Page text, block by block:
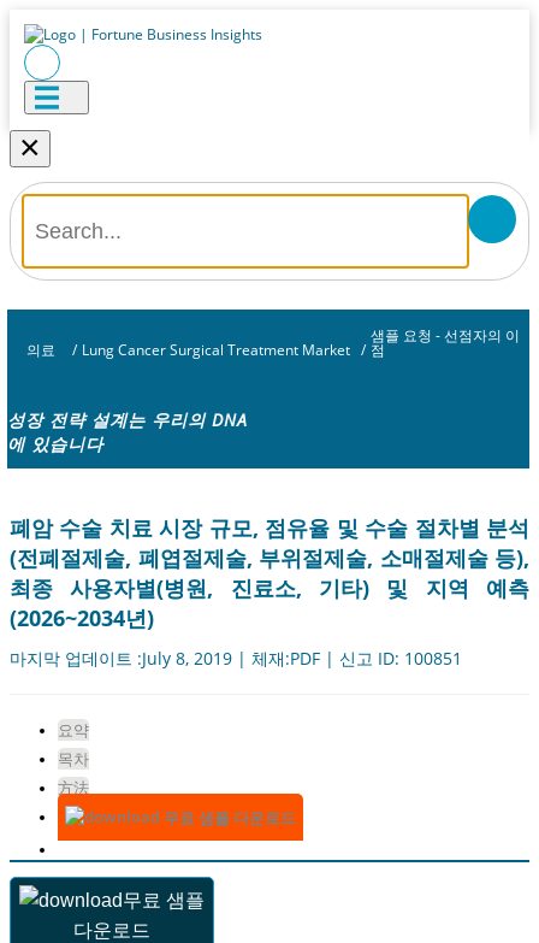
×
의료 / Lung Cancer Surgical Treatment Market /
샘플 요청 - 선점자의 이
점
성장 전략 설계는 우리의 DNA
에 있습니다
폐암 수술 치료 시장 규모, 점유율 및 수술 절차별 분석
(전폐절제술, 폐엽절제술, 부위절제술, 소매절제술 등),
최종 사용자별(병원, 진료소, 기타) 및 지역 예측
(2026~2034년)
마지막 업데이트 :July 8, 2019 | 체재:PDF | 신고 ID: 100851
요약
목차
方法
무료 샘플 다운로드
무료 샘플
다운로드